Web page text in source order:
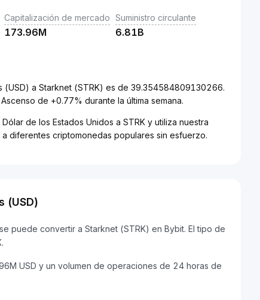
Capitalización de mercado
173.96M
Suministro circulante
6.81B
(USD) a Starknet (STRK) es de 39.354584809130266.
de +0.77% durante la última semana.
de los Estados Unidos a STRK y utiliza nuestra
diferentes criptomonedas populares sin esfuerzo.
(USD)
puede convertir a Starknet (STRK) en Bybit. El tipo de
USD y un volumen de operaciones de 24 horas de